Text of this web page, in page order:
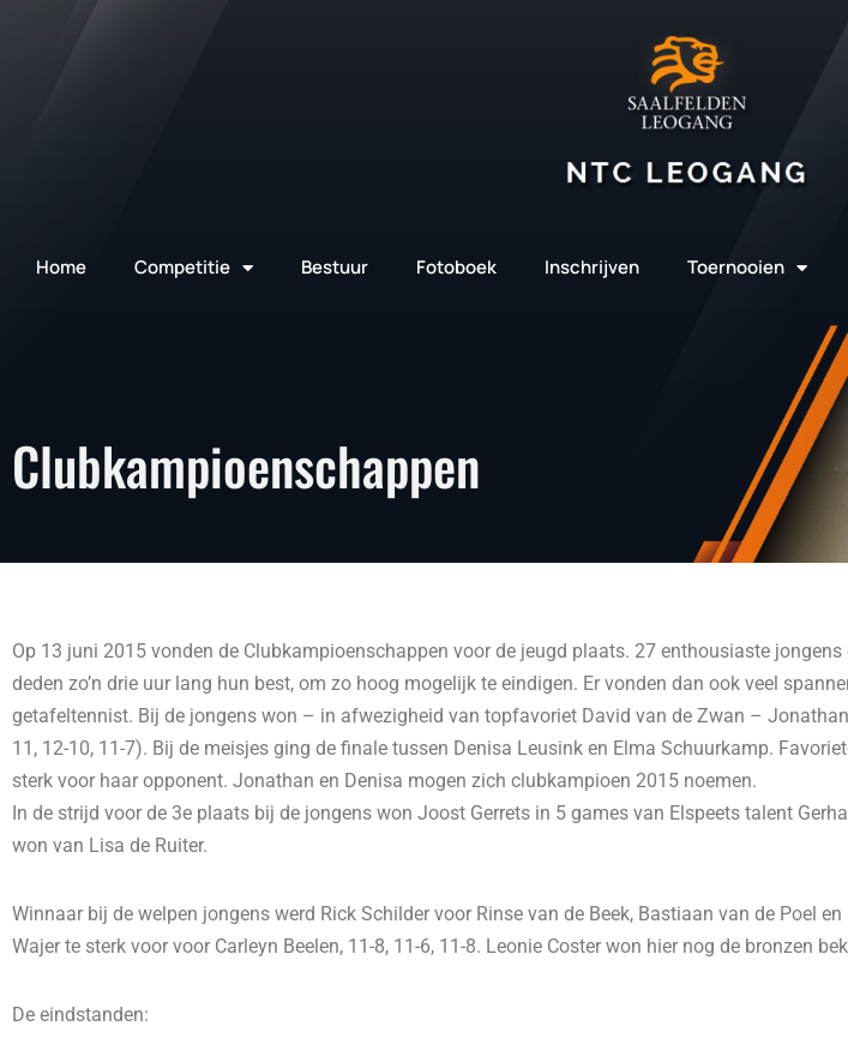
Home Competitie Bestuur Fotoboek Inschrijven Toernooien
Clubkampioenschappen
Op 13 juni 2015 vonden de Clubkampioenschappen voor de jeugd plaats. 27 enthousiaste
deden zo’n drie uur lang hun best, om zo hoog mogelijk te eindigen. Er vonden dan ook veel
getafeltennist. Bij de jongens won – in afwezigheid van topfavoriet David van de Zwan –
11, 12-10, 11-7). Bij de meisjes ging de finale tussen Denisa Leusink en Elma Schuurkamp.
sterk voor haar opponent. Jonathan en Denisa mogen zich clubkampioen 2015 noemen.
In de strijd voor de 3e plaats bij de jongens won Joost Gerrets in 5 games van Elspeets talent
won van Lisa de Ruiter.
Winnaar bij de welpen jongens werd Rick Schilder voor Rinse van de Beek, Bastiaan van de Poel
Wajer te sterk voor voor Carleyn Beelen, 11-8, 11-6, 11-8. Leonie Coster won hier nog de bronzen
De eindstanden: